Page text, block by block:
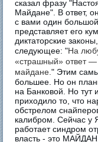
сказал фразу
Майдане". В ответ,
с вами один
представляет его
диктаторские
следующее: "На
«страшный» ответ —
майдане." Этим
большее. Но он
на Банковой. Но тут
приходило то, что
обстрелом
калибром. Сейчас у
работает синдром
власть - это